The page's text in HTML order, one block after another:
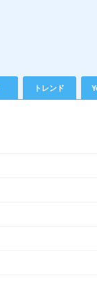
トレンド